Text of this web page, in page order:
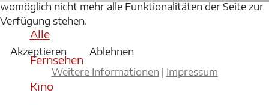
Alle
Fernsehen
Kino
womöglich nicht mehr alle Funktionalitäten der Seite zur
Verfügung stehen.
Akzeptieren
Ablehnen
Weitere Informationen
Impressum